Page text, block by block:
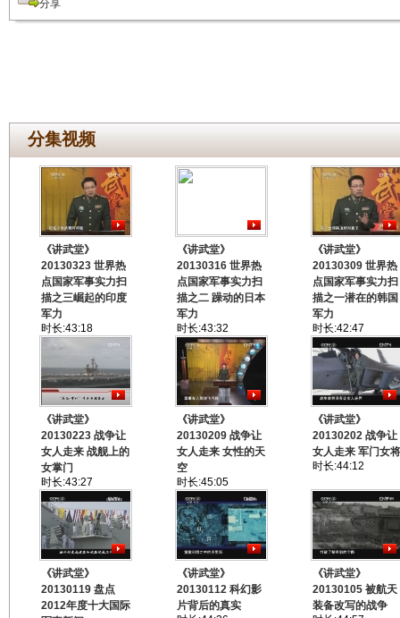
分享
分集视频
《讲武堂》
20130323 世界热
点国家军事实力扫
描之三崛起的印度
军力
时长:43:18
《讲武堂》
20130316 世界热
点国家军事实力扫
描之二 躁动的日本
军力
时长:43:32
《讲武堂》
20130309 世界热
点国家军事实力扫
描之一潜在的韩国
军力
时长:42:47
《讲武堂》
20130223 战争让
女人走来 战舰上的
女掌门
时长:43:27
《讲武堂》
20130209 战争让
女人走来 女性的天
空
时长:45:05
《讲武堂》
20130202 战争让
女人走来 军门女将
时长:44:12
《讲武堂》
20130119 盘点
2012年度十大国际
《讲武堂》
20130112 科幻影
片背后的真实
《讲武堂》
20130105 被航天
装备改写的战争